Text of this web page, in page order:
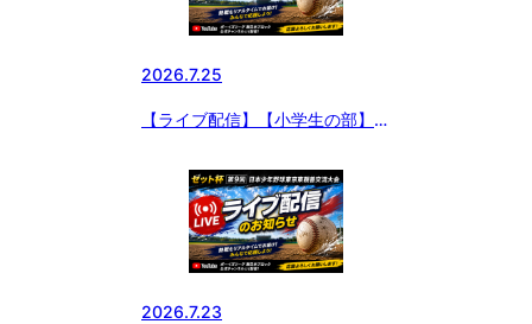
2026.7.25
【ライブ配信】【小学生の部】ゼ
東親善交流大会
2026.7.23